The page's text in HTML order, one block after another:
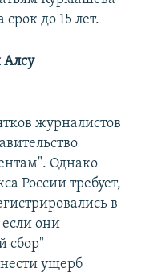
до 15 лет.
Алсу
журналистов
Однако
России требует,
в
они
сбор"
ущерб